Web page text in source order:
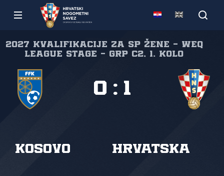
2027 Kvalifikacije za SP žene - WEQ
League Stage - Grp C2, 1. kolo
Kosovo Hrvatska
0 : 1